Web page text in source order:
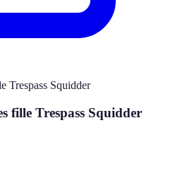
fille Trespass Squidder